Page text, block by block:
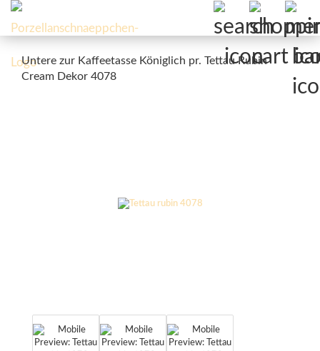
Untere zur Kaffeetasse Königlich pr. Tettau Rubin
Cream Dekor 4078